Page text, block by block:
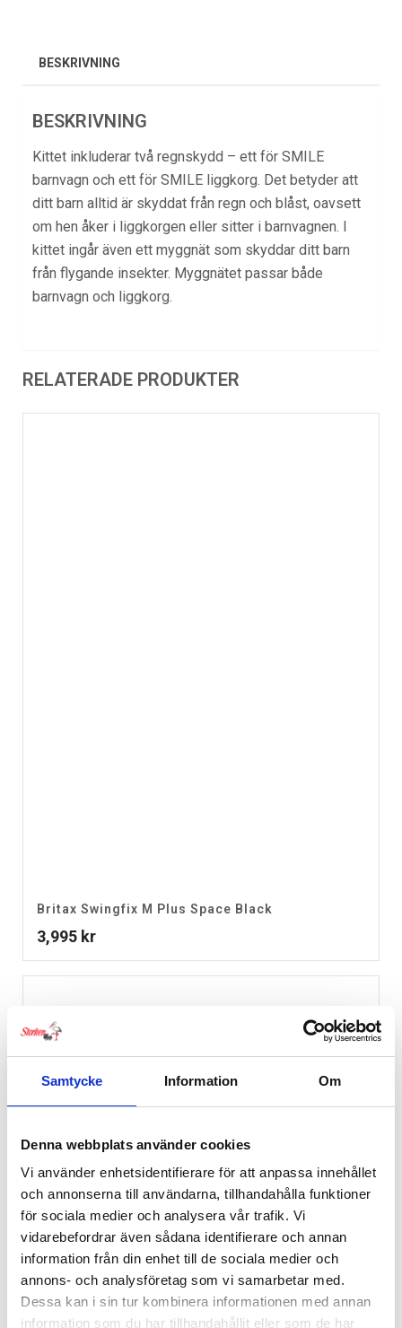
Samtycke Information Om
Denna webbplats använder cookies
Vi använder enhetsidentifierare för att anpassa innehållet
och annonserna till användarna, tillhandahålla funktioner
för sociala medier och analysera vår trafik. Vi
vidarebefordrar även sådana identifierare och annan
information från din enhet till de sociala medier och
annons- och analysföretag som vi samarbetar med.
Dessa kan i sin tur kombinera informationen med annan
information som du har tillhandahållit eller som de har
BESKRIVNING
BESKRIVNING
Kittet inkluderar två regnskydd – ett för SMILE
barnvagn och ett för SMILE liggkorg. Det betyder att
ditt barn alltid är skyddat från regn och blåst, oavsett
om hen åker i liggkorgen eller sitter i barnvagnen. I
kittet ingår även ett myggnät som skyddar ditt barn
från flygande insekter. Myggnätet passar både
barnvagn och liggkorg.
RELATERADE PRODUKTER
Britax Swingfix M Plus Space Black
3,995 kr